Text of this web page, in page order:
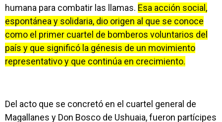
humana para combatir las llamas. Esa acción social,
espontánea y solidaria, dio origen al que se conoce
como el primer cuartel de bomberos voluntarios del
país y que significó la génesis de un movimiento
representativo y que continúa en crecimiento.
Del acto que se concretó en el cuartel general de
Magallanes y Don Bosco de Ushuaia, fueron partícipes